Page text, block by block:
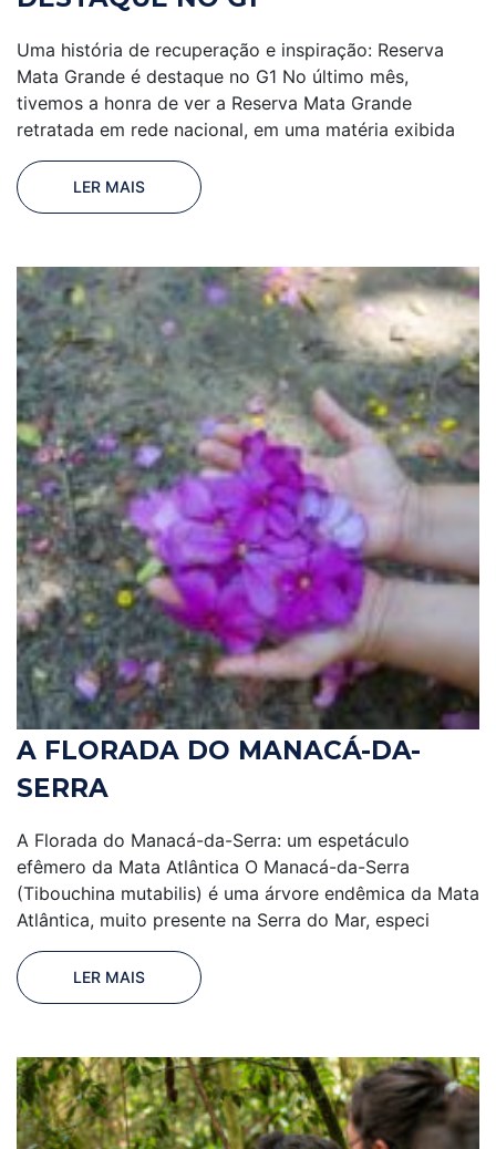
Uma história de recuperação e inspiração: Reserva
Mata Grande é destaque no G1 No último mês,
tivemos a honra de ver a Reserva Mata Grande
retratada em rede nacional, em uma matéria exibida
LER MAIS
A FLORADA DO MANACÁ-DA-
SERRA
A Florada do Manacá-da-Serra: um espetáculo
efêmero da Mata Atlântica O Manacá-da-Serra
(Tibouchina mutabilis) é uma árvore endêmica da Mata
Atlântica, muito presente na Serra do Mar, especi
LER MAIS